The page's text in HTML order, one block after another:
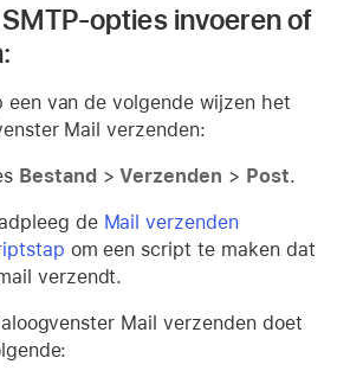
opties invoeren of
een van de volgende wijzen het
Mail verzenden:
Bestand>Verzenden > Post.
de Mail verzenden
om een script te maken dat
verzendt.
Mail verzenden doet